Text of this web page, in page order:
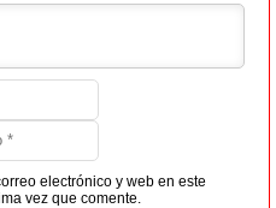
electrónico y web en este
vez que comente.